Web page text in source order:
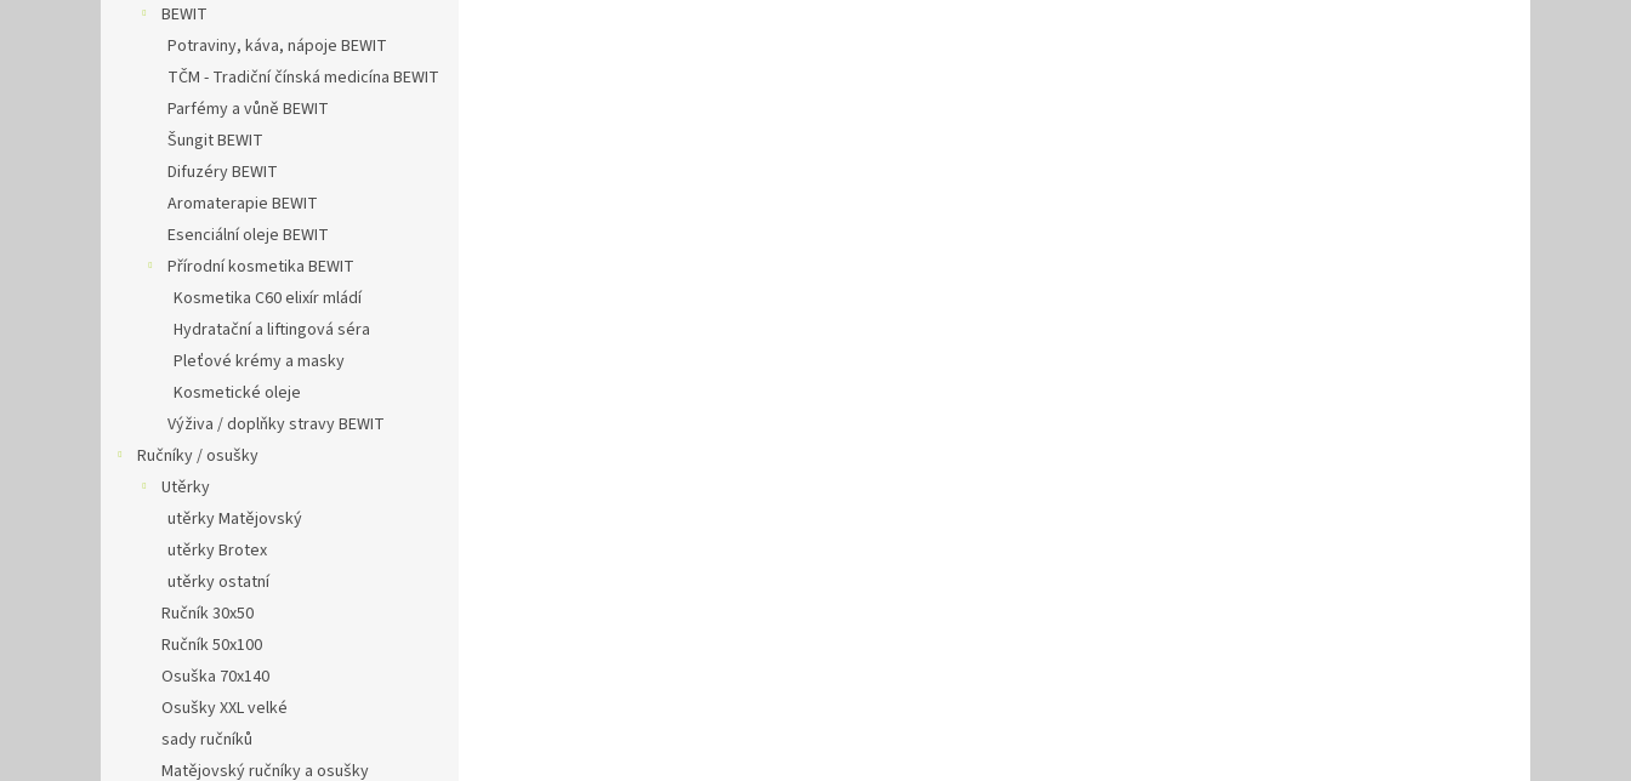
BEWIT
Potraviny, káva, nápoje BEWIT
TČM - Tradiční čínská medicína BEWIT
Parfémy a vůně BEWIT
Šungit BEWIT
Difuzéry BEWIT
Aromaterapie BEWIT
Esenciální oleje BEWIT
Přírodní kosmetika BEWIT
Kosmetika C60 elixír mládí
Hydratační a liftingová séra
Pleťové krémy a masky
Kosmetické oleje
Výživa / doplňky stravy BEWIT
Ručníky / osušky
Utěrky
utěrky Matějovský
utěrky Brotex
utěrky ostatní
Ručník 30x50
Ručník 50x100
Osuška 70x140
Osušky XXL velké
sady ručníků
Matějovský ručníky a osušky